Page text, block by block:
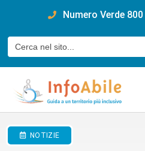
Numero Verde
Cerca:
NOTIZIE